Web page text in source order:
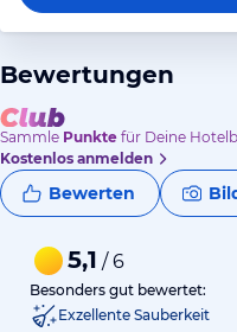
Bewertungen
Sammle Punkte für Deine
Kostenlos anmelden
Bewerten
5,1 / 6
Besonders gut bewertet:
Exzellente Sauberkeit